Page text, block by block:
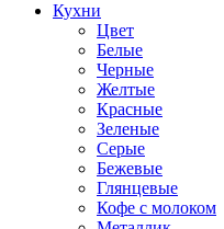
Кухни
Цвет
Белые
Черные
Желтые
Красные
Зеленые
Серые
Бежевые
Глянцевые
Кофе с молоком